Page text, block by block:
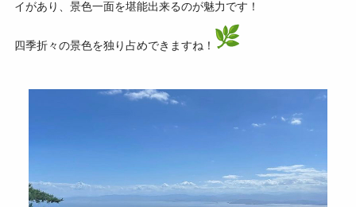
イがあり、景色一面を堪能出来るのが魅力です！
四季折々の景色を独り占めできますね！